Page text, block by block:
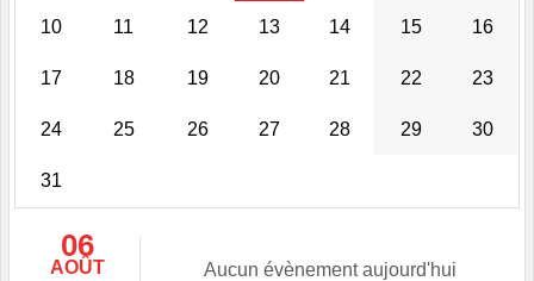
10 11 12 13 14 15 16
17 18 19 20 21 22 23
24 25 26 27 28 29 30
31
06
AOÛT Aucun évènement aujourd'hui